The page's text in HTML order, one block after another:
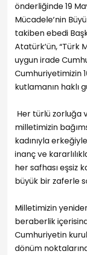
önderliğinde 19
Mücadele’nin
takiben ebedi
Atatürk’ün, “Türk
uygun irade
Cumhuriyetimizin
kutlamanın haklı
Her türlü zorluğa
milletimizin
kadınıyla
inanç ve
her safhası eşsiz
büyük bir zaferle
Milletimizin
beraberlik
Cumhuriyetin
dönüm